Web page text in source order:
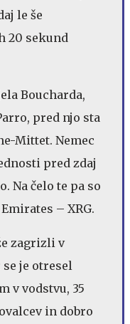
le še
20 sekund
Boucharda,
pred njo sta
Mittet. Nemec
pred zdaj
Na čelo te pa so
– XRG.
zagrizli v
je otresel
v vodstvu, 35
in dobro